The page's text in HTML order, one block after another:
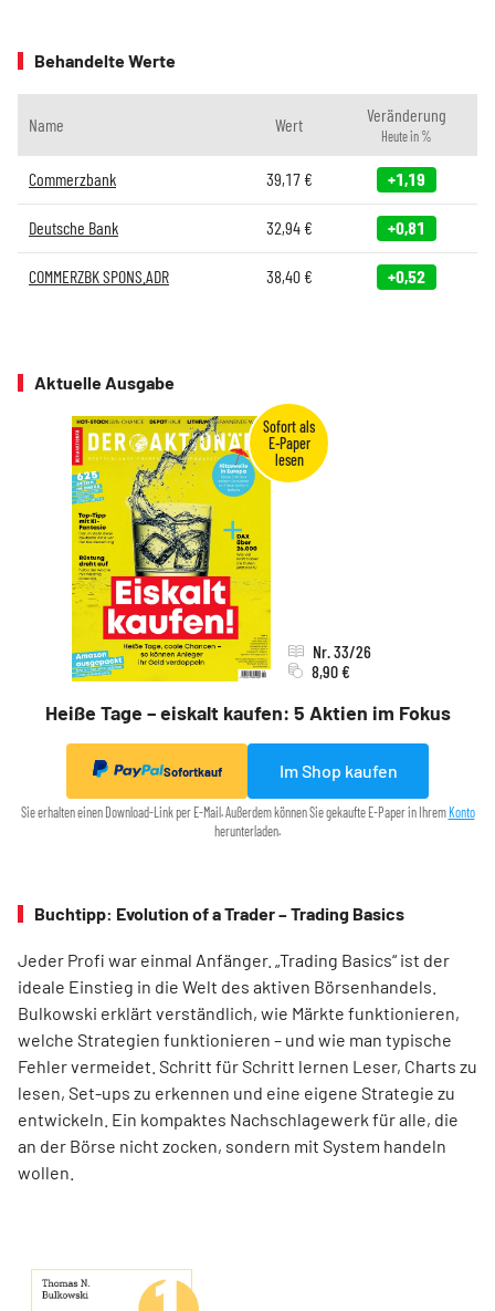
Behandelte Werte
Name Wert Veränderung
Heute in %
Commerzbank 39,17€ +1,19
Deutsche Bank 32,94€ +0,81
COMMERZBK SPONS.ADR 38,40€ +0,52
Aktuelle Ausgabe
Heiße Tage – eiskalt kaufen: 5 Aktien im Fokus
Nr. 33/26
8,90 €
Sofortkauf Im Shop kaufen
Sie erhalten einen Download-Link per E-Mail. Außerdem können Sie gekaufte E-Paper in Ihrem Konto
herunterladen.
Buchtipp: Evolution of a Trader – Trading Basics
Jeder Profi war einmal Anfänger. „Trading Basics“ ist der
ideale Einstieg in die Welt des aktiven Börsenhandels.
Bulkowski erklärt verständlich, wie Märkte funktionieren,
welche Strategien funktionieren – und wie man typische
Fehler vermeidet. Schritt für Schritt lernen Leser, Charts zu
lesen, Set-ups zu erkennen und eine eigene Strategie zu
entwickeln. Ein kompaktes Nachschlagewerk für alle, die
an der Börse nicht zocken, sondern mit System handeln
wollen.